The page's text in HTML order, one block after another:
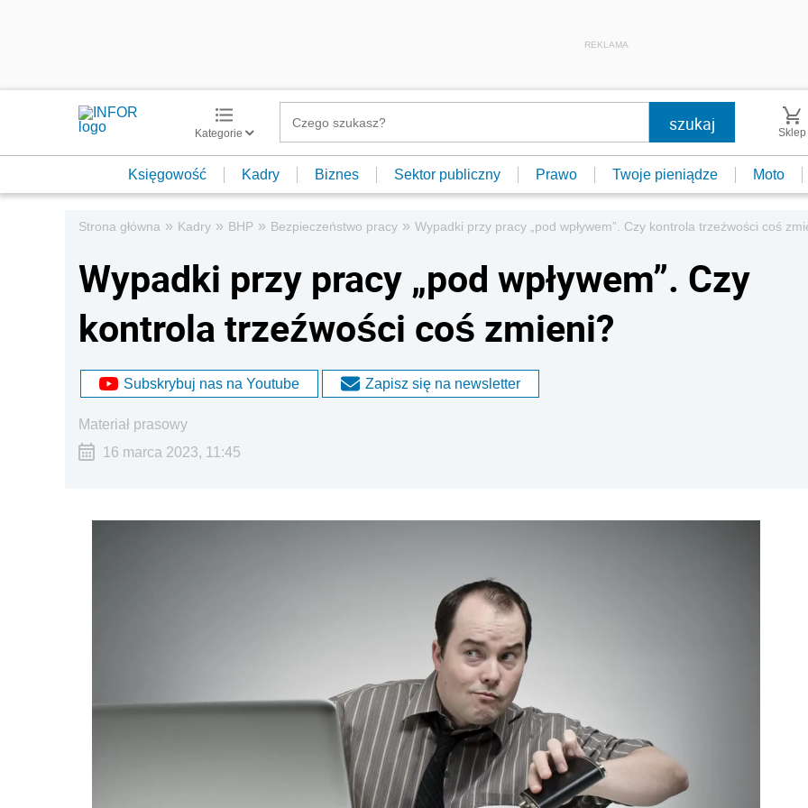
REKLAMA
Kategorie Sklep
Księgowość Kadry Biznes Sektor publiczny Prawo Twoje pieniądze Moto
Strona główna » Kadry » BHP » Bezpieczeństwo pracy » Wypadki przy pracy „pod wpływem”. Czy kontrola trzeźwości coś
Wypadki przy pracy „pod wpływem”. Czy
kontrola trzeźwości coś zmieni?
Subskrybuj nas na Youtube Zapisz się na newsletter
materiał prasowy
16 marca 2023, 11:45